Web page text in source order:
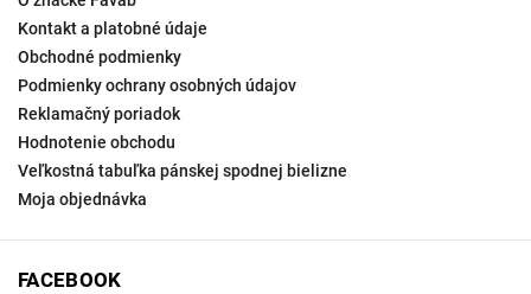
Kontakt a platobné údaje
Obchodné podmienky
Podmienky ochrany osobných údajov
Reklamačný poriadok
Hodnotenie obchodu
Veľkostná tabuľka pánskej spodnej bielizne
Moja objednávka
FACEBOOK